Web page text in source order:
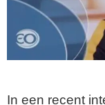
In een recent